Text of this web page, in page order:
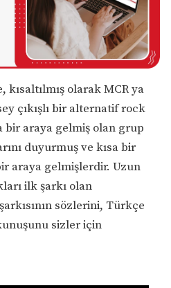
kısaltılmış olarak MCR ya
çıkışlı bir alternatif rock
bir araya gelmiş olan grup
duyurmuş ve kısa bir
araya gelmişlerdir. Uzun
ilk şarkı olan
sözlerini, Türkçe
sizler için